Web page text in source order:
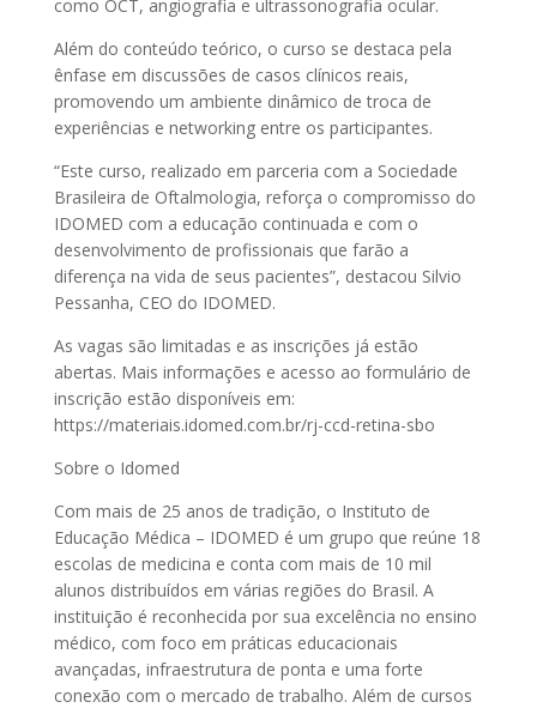
como OCT, angiografia e ultrassonografia ocular.
Além do conteúdo teórico, o curso se destaca pela
ênfase em discussões de casos clínicos reais,
promovendo um ambiente dinâmico de troca de
experiências e networking entre os participantes.
“Este curso, realizado em parceria com a Sociedade
Brasileira de Oftalmologia, reforça o compromisso do
IDOMED com a educação continuada e com o
desenvolvimento de profissionais que farão a
diferença na vida de seus pacientes”, destacou Silvio
Pessanha, CEO do IDOMED.
As vagas são limitadas e as inscrições já estão
abertas. Mais informações e acesso ao formulário de
inscrição estão disponíveis em:
https://materiais.idomed.com.br/rj-ccd-retina-sbo
Sobre o Idomed
Com mais de 25 anos de tradição, o Instituto de
Educação Médica – IDOMED é um grupo que reúne 18
escolas de medicina e conta com mais de 10 mil
alunos distribuídos em várias regiões do Brasil. A
instituição é reconhecida por sua excelência no ensino
médico, com foco em práticas educacionais
avançadas, infraestrutura de ponta e uma forte
conexão com o mercado de trabalho. Além de cursos